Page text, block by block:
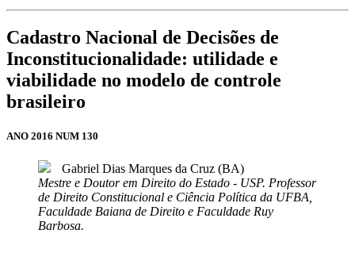
Cadastro Nacional de Decisões de
Inconstitucionalidade: utilidade e
viabilidade no modelo de controle
brasileiro
ANO 2016 NUM 130
Gabriel Dias Marques da Cruz (BA)
Mestre e Doutor em Direito do Estado - USP. Professor
de Direito Constitucional e Ciência Política da UFBA,
Faculdade Baiana de Direito e Faculdade Ruy
Barbosa.